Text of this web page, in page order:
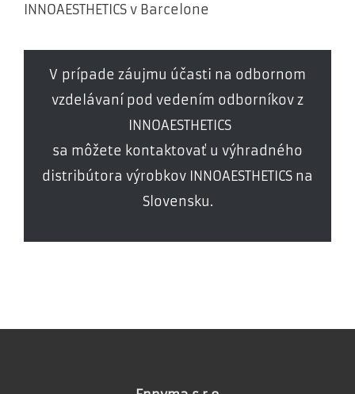
INNOAESTHETICS v Barcelone
V prípade záujmu účasti na odbornom
vzdelávaní pod vedením odborníkov z
INNOAESTHETICS
sa môžete kontaktovať u výhradného
distribútora výrobkov INNOAESTHETICS na
Slovensku.